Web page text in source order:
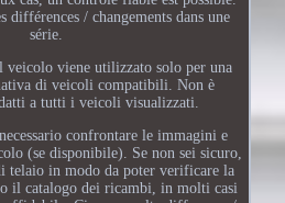
différences / changements dans une
série.
viene utilizzato solo per una
di veicoli compatibili. Non è
a tutti i veicoli visualizzati.
confrontare le immagini e
(se disponibile). Se non sei sicuro,
telaio in modo da poter verificare la
il catalogo dei ricambi, in molti casi